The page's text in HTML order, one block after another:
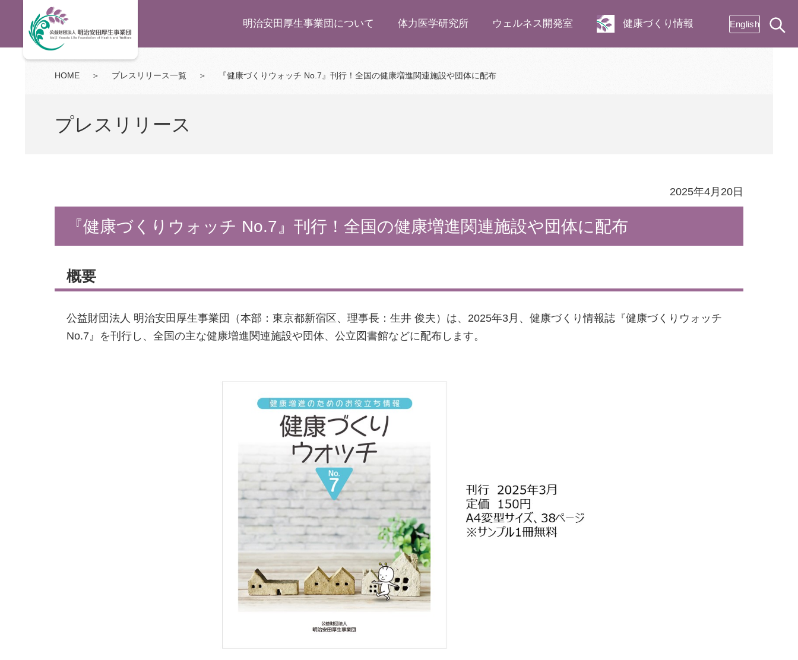
明治安田厚生事業団について 体力医学研究所 ウェルネス開発室 健康づくり情報 English
HOME ＞ プレスリリース一覧 ＞ 『健康づくりウォッチ No.7』刊行！全国の健康増進関連施設や団体に配布
プレスリリース
2025年4月20日
『健康づくりウォッチ No.7』刊行！全国の健康増進関連施設や団体に配布
概要
公益財団法人 明治安田厚生事業団（本部：東京都新宿区、理事長：生井 俊夫）は、2025年3月、健康づくり情報誌『健康づくりウォッチ
No.7』を刊行し、全国の主な健康増進関連施設や団体、公立図書館などに配布します。